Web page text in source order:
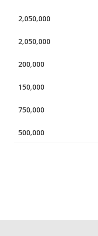
2,050,000
2,050,000
200,000
150,000
750,000
500,000